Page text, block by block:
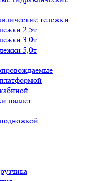
тележки
2,5т
3,0т
5,0т
паллет